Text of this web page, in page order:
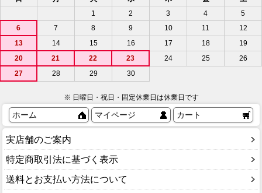
1
2 3 4
5
6
7 8 9 10 11
12
13
14 15 16 17 18
19
20
21 22 23 24 25
26
27
28 29 30
※ 日曜日・祝日・固定休業日は休業日です
ホーム マイページ カート
実店舗のご案内
特定商取引法に基づく表示
送料とお支払い方法について